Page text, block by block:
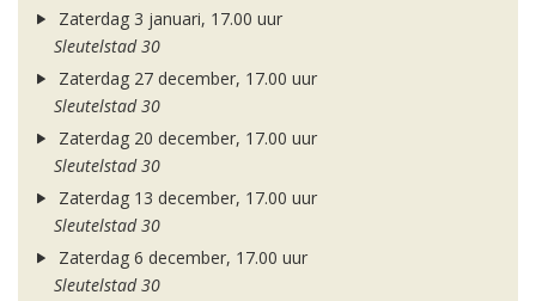
Zaterdag 3 januari, 17.00 uur
Sleutelstad 30
Zaterdag 27 december, 17.00 uur
Sleutelstad 30
Zaterdag 20 december, 17.00 uur
Sleutelstad 30
Zaterdag 13 december, 17.00 uur
Sleutelstad 30
Zaterdag 6 december, 17.00 uur
Sleutelstad 30